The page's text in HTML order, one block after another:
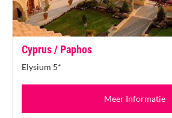
Cyprus / Paphos
Elysium 5*
Meer Informatie